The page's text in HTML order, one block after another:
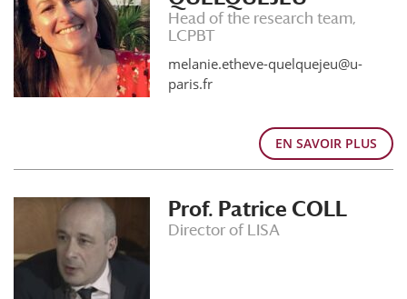
Head of the research team,
LCPBT
melanie.etheve-quelquejeu@u-
paris.fr
EN SAVOIR PLUS
Prof. Patrice COLL
Director of LISA